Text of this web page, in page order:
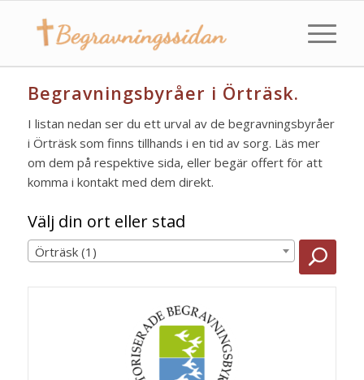
Begravningsbyråer i Örträsk.
I listan nedan ser du ett urval av de begravningsbyråer
i Örträsk som finns tillhands i en tid av sorg. Läs mer
om dem på respektive sida, eller begär offert för att
komma i kontakt med dem direkt.
Välj din ort eller stad
Örträsk (1)